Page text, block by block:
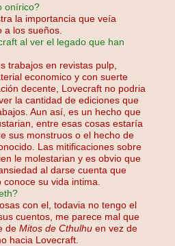
onírico?
la importancia que veía
a los sueños.
al ver el legado que han
trabajos en revistas pulp,
economico y con suerte
decente, Lovecraft no podria
la cantidad de ediciones que
Aun así, es un hecho que
entre esas cosas estaría
sus monstruos o el hecho de
Las mitificaciones sobre
le molestarian y es obvio que
al darse cuenta que
su vida intima.
con el, todavia no tengo el
cuentos, me parece mal que
de Mitos de Cthulhu en vez de
hacia Lovecraft.